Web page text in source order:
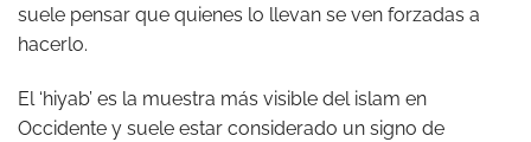
suele pensar que quienes lo llevan se ven forzadas a
hacerlo.
El ‘hiyab’ es la muestra más visible del islam en
Occidente y suele estar considerado un signo de